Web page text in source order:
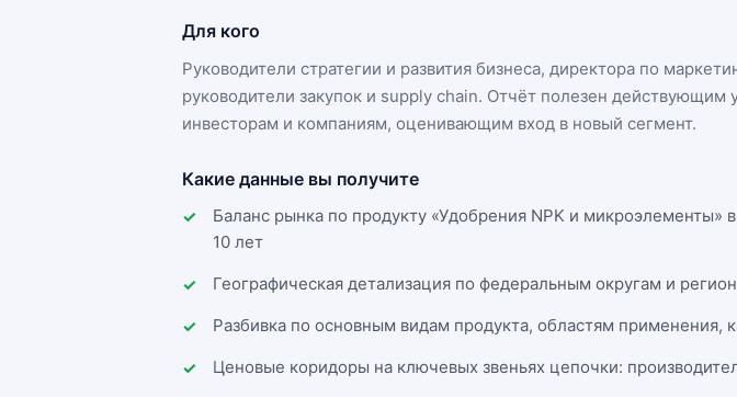
Для кого
Руководители стратегии и развития бизнеса, директора по
руководители закупок и supply chain. Отчёт полезен действующим
инвесторам и компаниям, оценивающим вход в новый сегмент.
Какие данные вы получите
Баланс рынка по продукту «Удобрения NPK и
10 лет
Географическая детализация по федеральным округам и
Разбивка по основным видам продукта, областям применения,
Ценовые коридоры на ключевых звеньях цепочки: